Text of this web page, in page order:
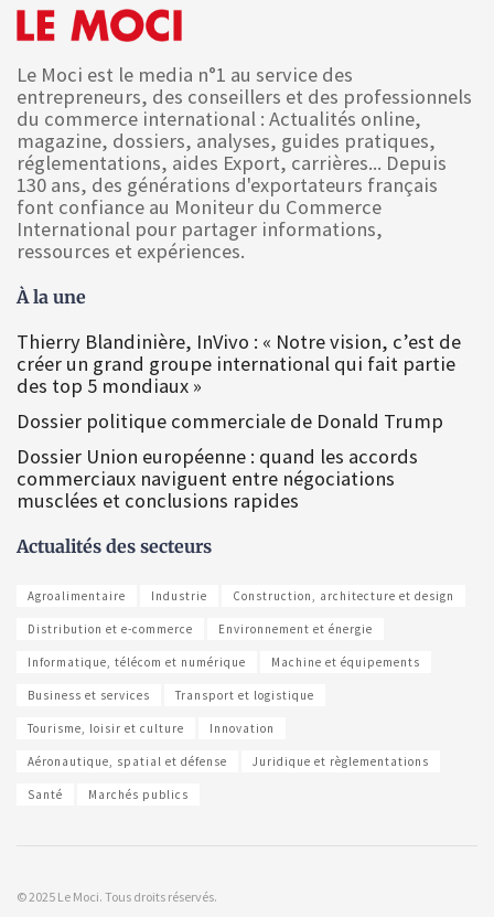
Le Moci est le media n°1 au service des
entrepreneurs, des conseillers et des professionnels
du commerce international : Actualités online,
magazine, dossiers, analyses, guides pratiques,
réglementations, aides Export, carrières... Depuis
130 ans, des générations d'exportateurs français
font confiance au Moniteur du Commerce
International pour partager informations,
ressources et expériences.
À la une
Thierry Blandinière, InVivo : « Notre vision, c’est de
créer un grand groupe international qui fait partie
des top 5 mondiaux »
Dossier politique commerciale de Donald Trump
Dossier Union européenne : quand les accords
commerciaux naviguent entre négociations
musclées et conclusions rapides
Actualités des secteurs
Agroalimentaire Industrie Construction, architecture et design
Distribution et e-commerce Environnement et énergie
Informatique, télécom et numérique Machine et équipements
Business et services Transport et logistique
Tourisme, loisir et culture Innovation
Aéronautique, spatial et défense Juridique et règlementations
Santé Marchés publics
© 2025 Le Moci. Tous droits réservés.